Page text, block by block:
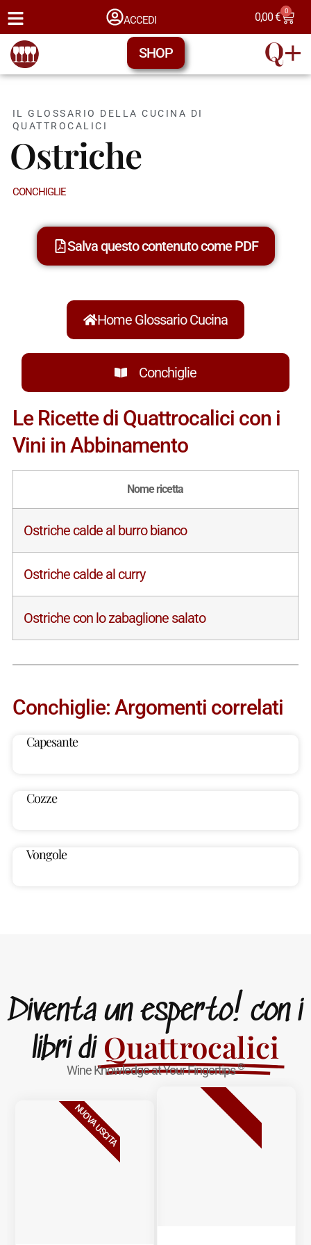
ACCEDI 0,00€ 0
SHOP
IL GLOSSARIO DELLA CUCINA DI
QUATTROCALICI
Ostriche
CONCHIGLIE
Salva questo contenuto come PDF
Home Glossario Cucina
Conchiglie
Le Ricette di Quattrocalici con i
Vini in Abbinamento
Nome ricetta
Ostriche calde al burro bianco
Ostriche calde al curry
Ostriche con lo zabaglione salato
Conchiglie: Argomenti correlati
Capesante
Cozze
Vongole
Diventa un esperto! con i
libri di Quattrocalici
Wine Knowledge at Your Fingertips®
NUOVA USCITA BESTSELLER